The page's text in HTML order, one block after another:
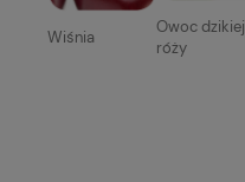
Wiśnia
Owoc dzikiej
róży